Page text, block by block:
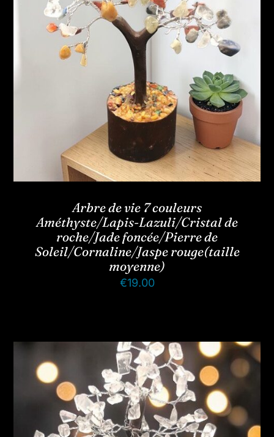
Arbre de vie 7 couleurs
Améthyste/Lapis-Lazuli/Cristal de
roche/Jade foncée/Pierre de
Soleil/Cornaline/Jaspe rouge(taille
moyenne)
€19.00